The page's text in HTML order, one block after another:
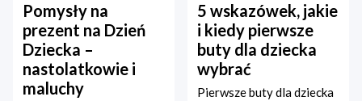
Pomysły na
prezent na Dzień
Dziecka –
nastolatkowie i
maluchy
5 wskazówek, jakie
i kiedy pierwsze
buty dla dziecka
wybrać
Pierwsze buty dla dziecka